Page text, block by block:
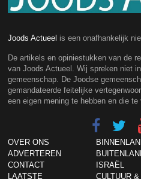
Joods Actueel is een onafhankelijk
De artikels en opiniestukken van de
van Joods Actueel. Wij spreken niet
gemeenschap. De Joodse
gemandateerde feitelijke
een eigen mening te hebben en die te
OVER ONS
ADVERTEREN
CONTACT
LAATSTE
ISRAËL
CULTUUR &